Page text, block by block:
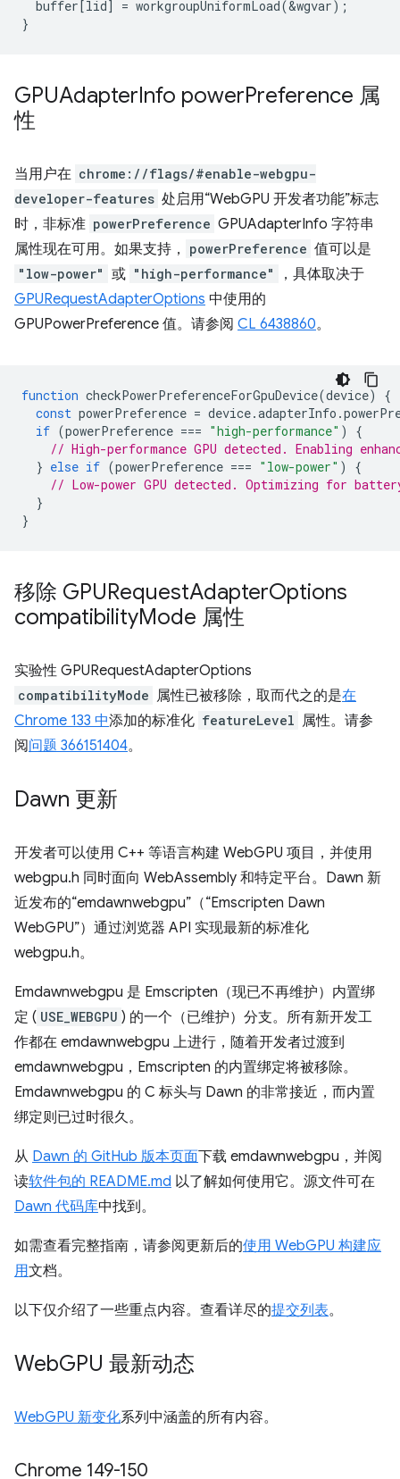
buffer [lid] = workgroupUniformLoad(&wgvar);
}
GPUAdapterInfo powerPreference 属
性
当用户在 chrome://flags/#enable-webgpu-
developer-features 处启用“WebGPU 开发者功能”标志
时，非标准 powerPreference GPUAdapterInfo 字符串
属性现在可用。如果支持，
powerPreference 值可以是
"low-power" 或 "high-performance"
，具体取决于
GPURequestAdapterOptions 中使用的
GPUPowerPreference 值。请参阅 CL 6438860。
function checkPowerPreferenceForGpuDevice(device)
{
const powerPreference = device.adapterInfo .
if (powerPreference === "high-performance" )
{
// High-performance GPU detected. Enabling
} else if (powerPreference === "low-power" )
{
// Low-power GPU detected. Optimizing for
}
}
移除 GPURequestAdapterOptions
compatibilityMode 属性
实验性 GPURequestAdapterOptions
compatibilityMode 属性已被移除，取而代之的是在
Chrome 133 中添加的标准化 featureLevel 属性。请参
阅问题 366151404。
Dawn 更新
开发者可以使用 C++ 等语言构建 WebGPU 项目，并使用
webgpu.h 同时面向 WebAssembly 和特定平台。Dawn 新
近发布的“emdawnwebgpu”（“Emscripten Dawn
WebGPU”）通过浏览器 API 实现最新的标准化
webgpu.h。
Emdawnwebgpu 是 Emscripten（现已不再维护）内置绑
定 ( USE_WEBGPU ) 的一个（已维护）分支。所有新开发工
作都在 emdawnwebgpu 上进行，随着开发者过渡到
emdawnwebgpu，Emscripten 的内置绑定将被移除。
Emdawnwebgpu 的 C 标头与 Dawn 的非常接近，而内置
绑定则已过时很久。
从 Dawn 的 GitHub 版本页面下载 emdawnwebgpu，并阅
读软件包的 README.md 以了解如何使用它。源文件可在
Dawn 代码库中找到。
如需查看完整指南，请参阅更新后的使用 WebGPU 构建应
用文档。
以下仅介绍了一些重点内容。查看详尽的提交列表。
WebGPU 最新动态
WebGPU 新变化系列中涵盖的所有内容。
Chrome 149-150